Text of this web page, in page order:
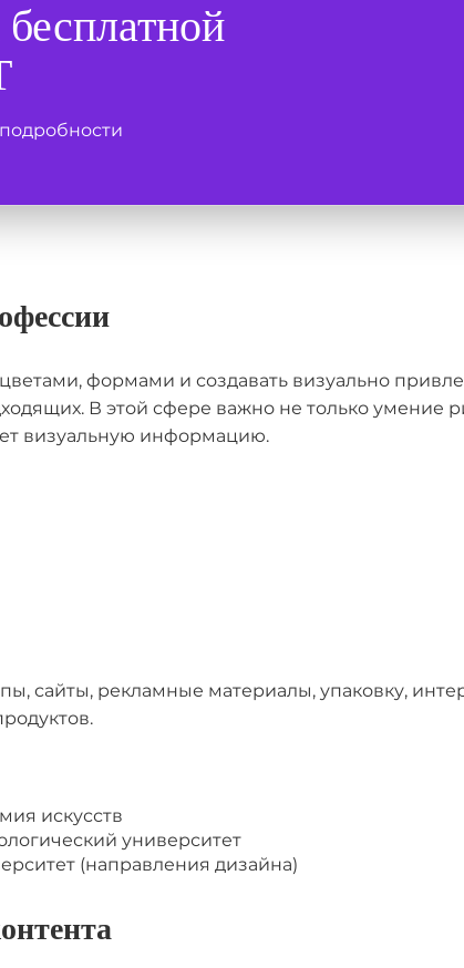
формами и создавать визуально
В этой сфере важно не только умение
визуальную информацию.
сайты, рекламные материалы, упаковку,
искусств
университет
(направления дизайна)